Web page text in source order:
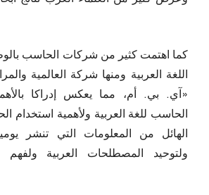
كما اهتمت كثير من شركات الحاسب
اللغة العربية ومنها شركة العالمية
«آي. بي. أم، مما يعكس إدراكا
الحاسب للغة العربية ولأهمية استخدام
الهائل من المعلومات التي تنشر يوميا
ولتوحيد المصطلحات العربية